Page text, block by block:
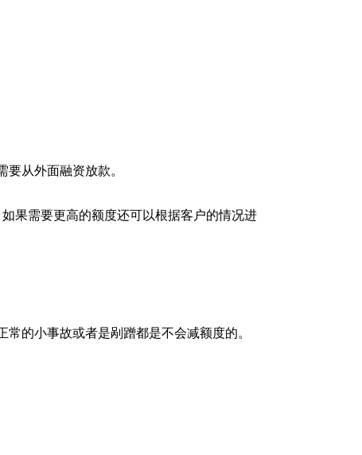
从外面融资放款。
果需要更高的额度还可以根据客户的情况进
的小事故或者是剐蹭都是不会减额度的。